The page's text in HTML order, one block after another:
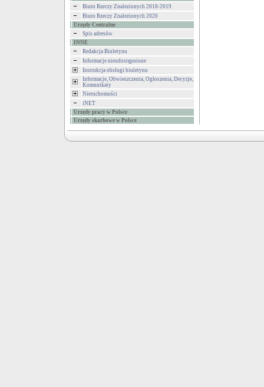
Biuro Rzeczy Znalezionych 2018-2019
Biuro Rzeczy Znalezionych 2020
Urzędy Centralne
Spis adresów
INNE
Redakcja Biuletynu
Informacje nieudostępnione
Instrukcja obsługi biuletynu
Informacje, Obwieszczenia, Ogłoszenia, Decyzje,
Komunikaty
Nieruchomości
iNET
Urzędy pracy w Polsce
Urzędy skarbowe w Polsce